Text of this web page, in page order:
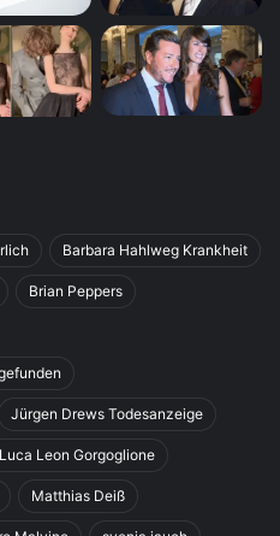
Barbara Hahlweg Krankheit
Brian Peppers
Jürgen Drews Todesanzeige
Luca Leon Gorgoglione
Matthias Deiß